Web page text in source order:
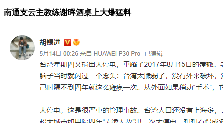
南通支云主教练谢晖酒桌上大爆猛料